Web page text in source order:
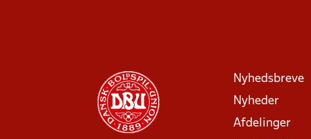
Nyhedsbreve
Nyheder
Afdelinger